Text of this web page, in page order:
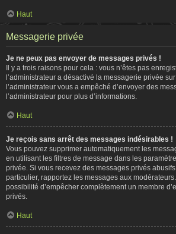
Haut
Messagerie privée
Je ne peux pas envoyer de messages privés !
Il y a trois raisons pour cela : vous n’êtes pas
l’administrateur a désactivé la messagerie privée
l’administrateur vous a empêché d’envoyer des
l’administrateur pour plus d’informations.
Haut
Je reçois sans arrêt des messages indésirables !
Vous pouvez supprimer automatiquement les
en utilisant les filtres de message dans les
privée. Si vous recevez des messages privés abusifs
particulier, rapportez les messages aux
possibilité d’empêcher complètement un membre
privés.
Haut